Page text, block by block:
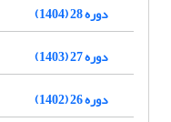
دوره 28 (1404)
دوره 27 (1403)
دوره 26 (1402)